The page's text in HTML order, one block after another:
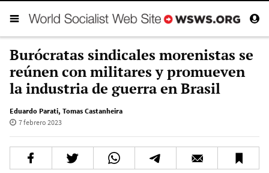
Burócratas sindicales morenistas se
reúnen con militares y promueven
la industria de guerra en Brasil
Eduardo Parati, Tomas Castanheira
7 febrero 2023